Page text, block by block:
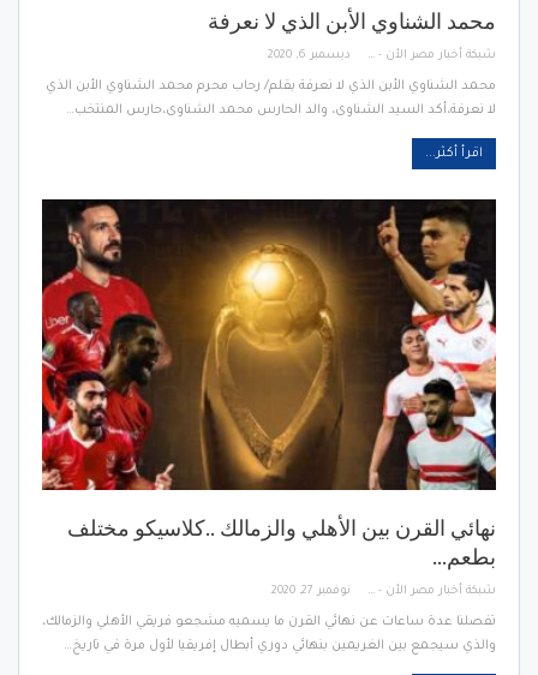
محمد الشناوي الأبن الذي لا نعرفة
شبكة أخبار مصر الأن - Egypt News Network Now ديسمبر 6, 2020
محمد الشناوي الأبن الذي لا نعرفة بقلم/ رحاب محرم محمد الشناوي الأبن الذي
لا نعرفة،أكد السيد الشناوى، والد الحارس محمد الشناوى،حارس المنتخب…
اقرأ أكثر...
نهائي القرن بين الأهلي والزمالك ..كلاسيكو مختلف
بطعم…
شبكة أخبار مصر الأن - Egypt News Network Now نوفمبر 27, 2020
تفصلنا عدة ساعات عن نهائي القرن ما يسميه مشجعو فريقي الأهلي والزمالك،
والذي سيجمع بين الغريمين بنهائي دوري أبطال إفريقيا لأول مرة في تاريخ…